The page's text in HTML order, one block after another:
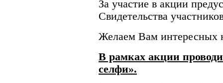
За участие в акции
Свидетельства
Желаем Вам интересных
В рамках акции
селфи».